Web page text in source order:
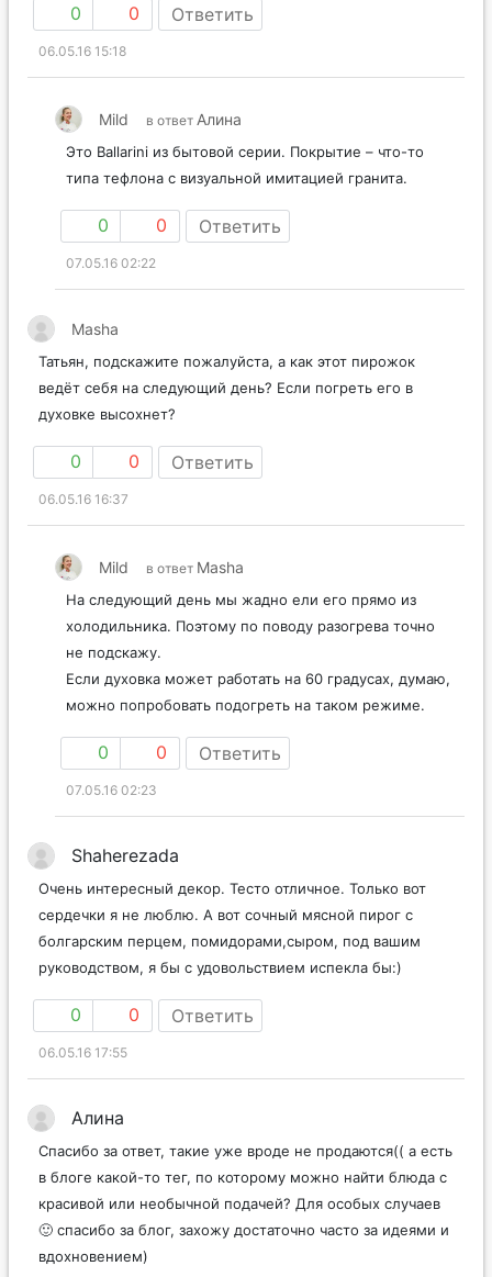
0 0 Ответить
06.05.16 15:18
Mild в ответ Алина
Это Ballarini из бытовой серии. Покрытие – что-то
типа тефлона с визуальной имитацией гранита.
0 0 Ответить
07.05.16 02:22
Masha
Татьян, подскажите пожалуйста, а как этот пирожок
ведёт себя на следующий день? Если погреть его в
духовке высохнет?
0 0 Ответить
06.05.16 16:37
Mild в ответ Masha
На следующий день мы жадно ели его прямо из
холодильника. Поэтому по поводу разогрева точно
не подскажу.
Если духовка может работать на 60 градусах, думаю,
можно попробовать подогреть на таком режиме.
0 0 Ответить
07.05.16 02:23
Shaherezada
Очень интересный декор. Тесто отличное. Только вот
сердечки я не люблю. А вот сочный мясной пирог с
болгарским перцем, помидорами,сыром, под вашим
руководством, я бы с удовольствием испекла бы:)
0 0 Ответить
06.05.16 17:55
Алина
Спасибо за ответ, такие уже вроде не продаются(( а есть
в блоге какой-то тег, по которому можно найти блюда с
красивой или необычной подачей? Для особых случаев
🙂 спасибо за блог, захожу достаточно часто за идеями и
вдохновением)